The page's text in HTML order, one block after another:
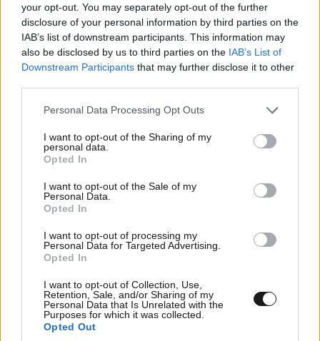
your opt-out. You may separately opt-out of the further
disclosure of your personal information by third parties on the
IAB’s list of downstream participants. This information may
also be disclosed by us to third parties on the IAB’s List of
Downstream Participants that may further disclose it to other
Please note that this website/app uses one or more Google
not limited to your visit or usage behaviour. You may click to
grant or deny consent to Google and its third-party tags to
use your data for below specified purposes in below Google
consent section.
Personal Data Processing Opt Outs
I want to opt-out of the Sharing of my
personal data.
Opted In
I want to opt-out of the Sale of my
Personal Data.
Opted In
I want to opt-out of processing my
Personal Data for Targeted Advertising.
Opted In
I want to opt-out of Collection, Use,
Retention, Sale, and/or Sharing of my
Personal Data that Is Unrelated with the
Purposes for which it was collected.
Opted Out
Xαρακτήρες: 0/1000
Διαβάστε και ακολουθήστε τους κανόνες σχολιασμού
Οι σημερινοι 19·07·2025 14:02
Μετεωρολόγοι, αν και έχουν καλές σπουδές δεν
κάνουν πρόγνωση καιρού. Μπαίνουν μέσα και στα
διάφορα μετωροογικα μοντέλα και μας λένε την
πρόγνωση αυτών. Θυμάμαι παλιούς μετεωρολόγους